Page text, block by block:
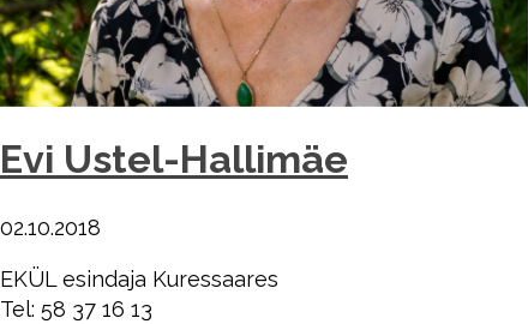
Evi Ustel-Hallimäe
02.10.2018
EKÜL esindaja Kuressaares
Tel: 58 37 16 13